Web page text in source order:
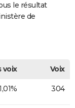
le résultat
de
voix
Voix
304